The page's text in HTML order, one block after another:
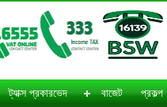
ট্যাক্স প্রকারভেদ বাজেট প্রকল্প